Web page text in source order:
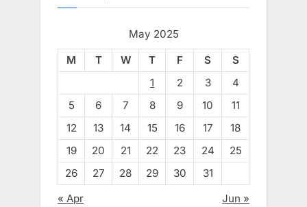
May 2025
M
T W T F S
S
1
2 3
4
5
6 7 8 9 10
11
12
13 14 15 16 17
18
19
20 21 22 23 24
25
26
27 28 29 30
31
« Apr
Jun »